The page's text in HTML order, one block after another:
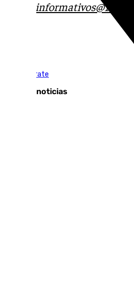
informativos@101tv.es
El Escaparate
Últimas noticias